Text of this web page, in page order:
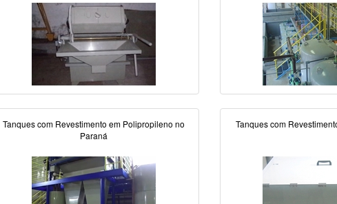
Tanques com Revestimento em Polipropileno no
Paraná
Tanques com